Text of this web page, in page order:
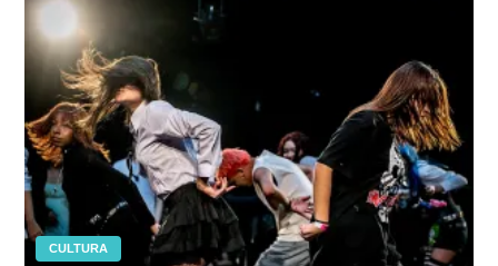
CULTURA